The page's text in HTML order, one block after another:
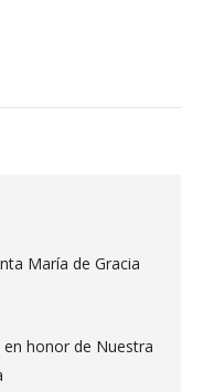
María de Gracia
en honor de Nuestra